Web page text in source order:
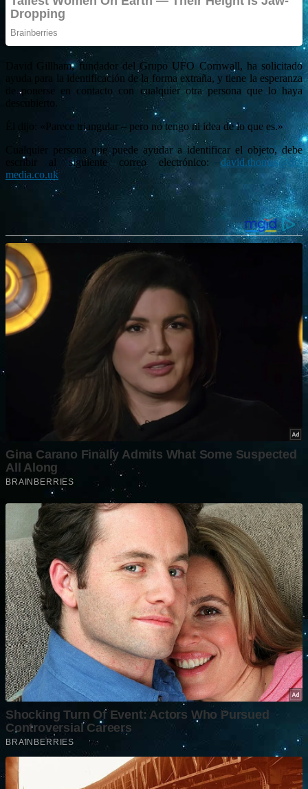
David Gillham, fundador del Grupo UFO Cornwall, ha solicitado
ayuda para la identificación de la forma extraña, y tiene la esperanza
de ponerse en contacto con cualquier otra persona que lo haya
descubierto.
Él dijo: «Parece triangular – pero no tengo ni idea de lo que es.»
Cualquier persona que puede ayudar a identificar el objeto, debe
escribir al siguiente correo electrónico: david.thomas@dc-
media.co.uk